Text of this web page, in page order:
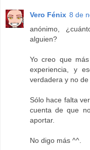
Vero Fénix 8 de
anónimo,
alguien?
Yo creo que
experiencia, y
verdadera y no de
Sólo hace falta
cuenta de que
aportar.
No digo más ^^.